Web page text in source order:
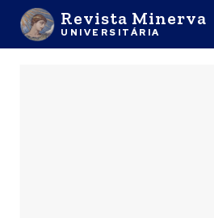
Revista Minerva
UNIVERSITÁRIA